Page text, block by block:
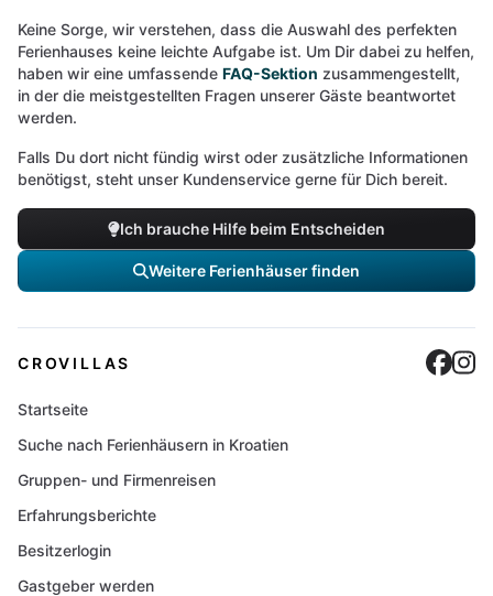
Keine Sorge, wir verstehen, dass die Auswahl des perfekten
Ferienhauses keine leichte Aufgabe ist. Um Dir dabei zu helfen,
haben wir eine umfassende FAQ-Sektion zusammengestellt,
in der die meistgestellten Fragen unserer Gäste beantwortet
werden.
Falls Du dort nicht fündig wirst oder zusätzliche Informationen
benötigst, steht unser Kundenservice gerne für Dich bereit.
Ich brauche Hilfe beim Entscheiden
Weitere Ferienhäuser finden
CROVILLAS
Startseite
Suche nach Ferienhäusern in Kroatien
Gruppen- und Firmenreisen
Erfahrungsberichte
Besitzerlogin
Gastgeber werden